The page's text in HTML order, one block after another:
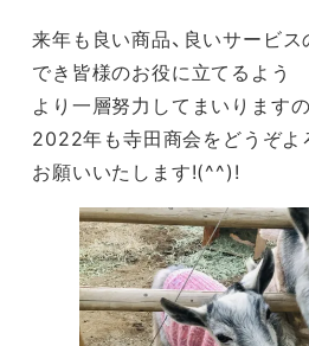
来年も良い商品、良いサービ
でき皆様のお役に立てるよう
より一層努力してまいります
2022年も寺田商会をどうぞよ
お願いいたします!(^^)!